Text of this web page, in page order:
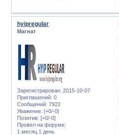
hyipregular
Магнат
Зарегистрирован: 2015-10-07
Приглашений: 0
Сообщений: 7922
Уважение: [+0/-0]
Позитив: [+0/-0]
Провел на форуме:
1 месяц 1 день